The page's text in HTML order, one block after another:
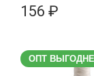
156 ₽
ОПТ